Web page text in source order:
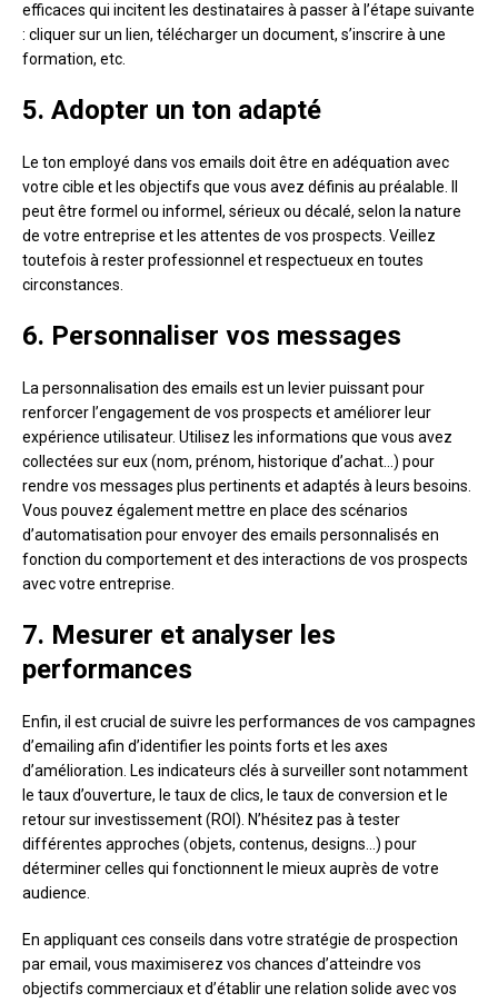
efficaces qui incitent les destinataires à passer à l’étape suivante
: cliquer sur un lien, télécharger un document, s’inscrire à une
formation, etc.
5. Adopter un ton adapté
Le ton employé dans vos emails doit être en adéquation avec
votre cible et les objectifs que vous avez définis au préalable. Il
peut être formel ou informel, sérieux ou décalé, selon la nature
de votre entreprise et les attentes de vos prospects. Veillez
toutefois à rester professionnel et respectueux en toutes
circonstances.
6. Personnaliser vos messages
La personnalisation des emails est un levier puissant pour
renforcer l’engagement de vos prospects et améliorer leur
expérience utilisateur. Utilisez les informations que vous avez
collectées sur eux (nom, prénom, historique d’achat…) pour
rendre vos messages plus pertinents et adaptés à leurs besoins.
Vous pouvez également mettre en place des scénarios
d’automatisation pour envoyer des emails personnalisés en
fonction du comportement et des interactions de vos prospects
avec votre entreprise.
7. Mesurer et analyser les
performances
Enfin, il est crucial de suivre les performances de vos campagnes
d’emailing afin d’identifier les points forts et les axes
d’amélioration. Les indicateurs clés à surveiller sont notamment
le taux d’ouverture, le taux de clics, le taux de conversion et le
retour sur investissement (ROI). N’hésitez pas à tester
différentes approches (objets, contenus, designs…) pour
déterminer celles qui fonctionnent le mieux auprès de votre
audience.
En appliquant ces conseils dans votre stratégie de prospection
par email, vous maximiserez vos chances d’atteindre vos
objectifs commerciaux et d’établir une relation solide avec vos